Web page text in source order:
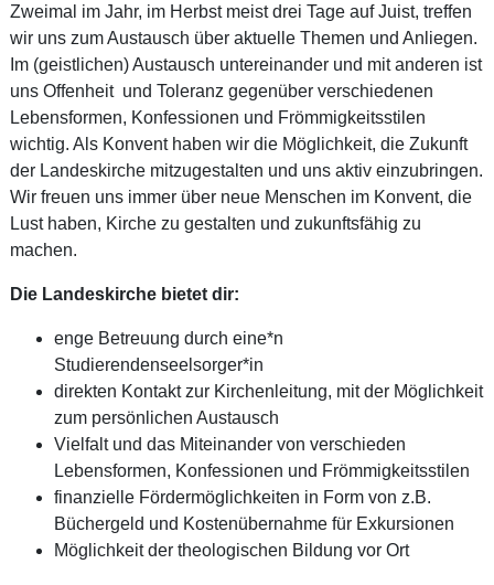
Zweimal im Jahr, im Herbst meist drei Tage auf Juist, treffen
wir uns zum Austausch über aktuelle Themen und Anliegen.
Im (geistlichen) Austausch untereinander und mit anderen ist
uns Offenheit und Toleranz gegenüber verschiedenen
Lebensformen, Konfessionen und Frömmigkeitsstilen
wichtig. Als Konvent haben wir die Möglichkeit, die Zukunft
der Landeskirche mitzugestalten und uns aktiv einzubringen.
Wir freuen uns immer über neue Menschen im Konvent, die
Lust haben, Kirche zu gestalten und zukunftsfähig zu
machen.
Die Landeskirche bietet dir:
enge Betreuung durch eine*n
Studierendenseelsorger*in
direkten Kontakt zur Kirchenleitung, mit der Möglichkeit
zum persönlichen Austausch
Vielfalt und das Miteinander von verschieden
Lebensformen, Konfessionen und Frömmigkeitsstilen
finanzielle Fördermöglichkeiten in Form von z.B.
Büchergeld und Kostenübernahme für Exkursionen
Möglichkeit der theologischen Bildung vor Ort